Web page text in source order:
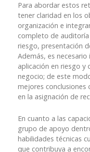
Para abordar estos
tener claridad en los
organización e
completo de auditoría
riesgo, presentación
Además, es
aplicación en riesgo y
negocio; de este
mejores conclusiones
en la asignación de
En cuanto a las
grupo de apoyo
habilidades técnicas
que contribuya a